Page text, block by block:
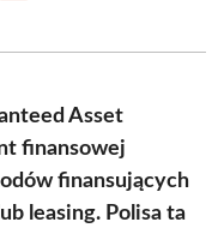
Asset
finansowej
finansujących
leasing. Polisa ta